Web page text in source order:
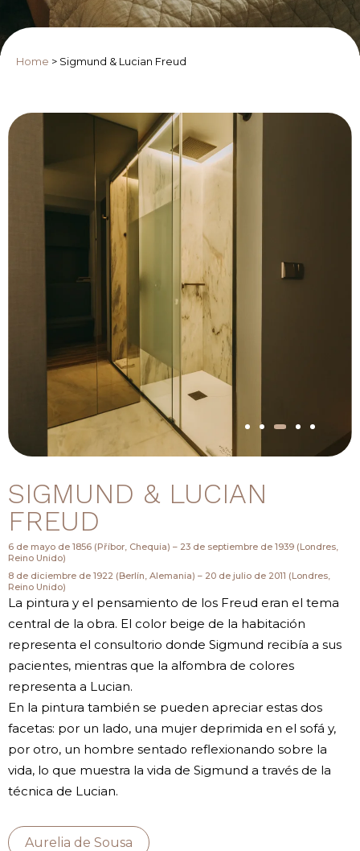
Home > Sigmund & Lucian Freud
SIGMUND & LUCIAN
FREUD
6 de mayo de 1856 (Příbor, Chequia) – 23 de septiembre de 1939 (Londres,
Reino Unido)
8 de diciembre de 1922 (Berlín, Alemania) – 20 de julio de 2011 (Londres,
Reino Unido)
La pintura y el pensamiento de los Freud eran el tema
central de la obra. El color beige de la habitación
representa el consultorio donde Sigmund recibía a sus
pacientes, mientras que la alfombra de colores
representa a Lucian.
En la pintura también se pueden apreciar estas dos
facetas: por un lado, una mujer deprimida en el sofá y,
por otro, un hombre sentado reflexionando sobre la
vida, lo que muestra la vida de Sigmund a través de la
técnica de Lucian.
Aurelia de Sousa